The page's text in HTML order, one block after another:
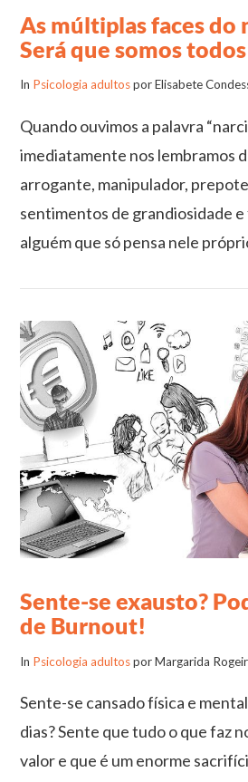
VIEW POST
As múltiplas faces do
Será que somos
In Psicologia adultospor Elisabete
Quando ouvimos a palavra
imediatamente nos lembramos
arrogante, manipulador,
sentimentos de grandiosidade
alguém que só pensa nele
Sente-se exausto?
de Burnout!
In Psicologia adultospor Margarida
Sente-se cansado física e
dias? Sente que tudo o que faz
valor e que é um enorme